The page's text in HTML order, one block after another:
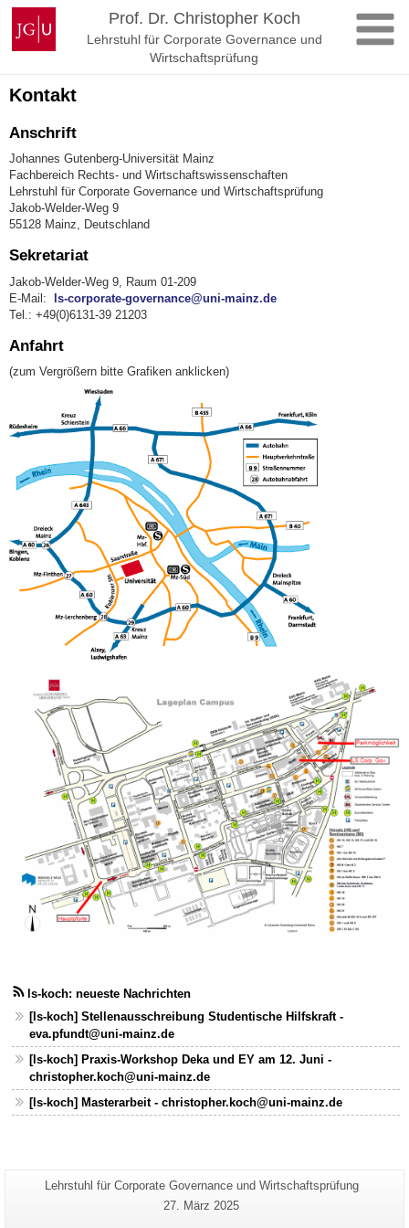
Zum
Inhalt
springen
Johannes
Gutenberg-
Universität
Prof. Dr. Christopher Koch
Lehrstuhl für Corporate Governance und
Wirtschaftsprüfung
Kontakt
Anschrift
Johannes Gutenberg-Universität Mainz
Fachbereich Rechts- und Wirtschaftswissenschaften
Lehrstuhl für Corporate Governance und Wirtschaftsprüfung
Jakob-Welder-Weg 9
55128 Mainz, Deutschland
Sekretariat
Jakob-Welder-Weg 9, Raum 01-209
E-Mail:
ls-corporate-governance@uni-mainz.de
Tel.: +49(0)6131-39 21203
Anfahrt
(zum Vergrößern bitte Grafiken anklicken)
ls-koch: neueste Nachrichten
[ls-koch] Stellenausschreibung Studentische Hilfskraft -
eva.pfundt@uni-mainz.de
[ls-koch] Praxis-Workshop Deka und EY am 12. Juni -
christopher.koch@uni-mainz.de
[ls-koch] Masterarbeit - christopher.koch@uni-mainz.de
Zusätzliche
Informationen
Seiten-
Lehrstuhl für Corporate Governance und Wirtschaftsprüfung
Letzte
27. März 2025